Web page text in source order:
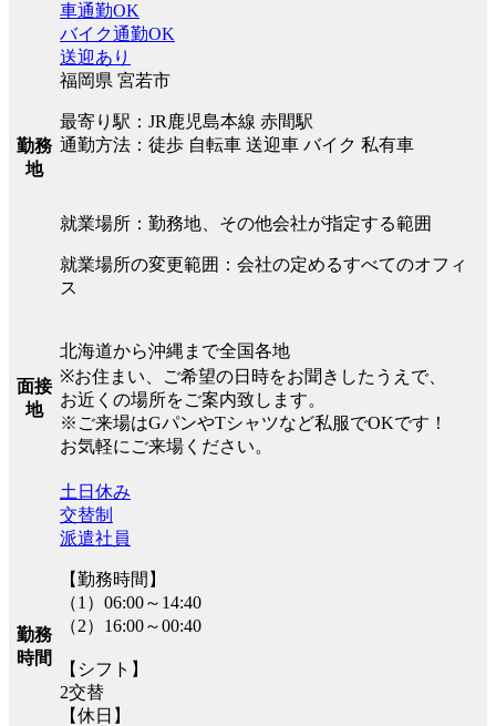
勤務
地
車通勤OK
バイク通勤OK
送迎あり
福岡県 宮若市
最寄り駅：JR鹿児島本線 赤間駅
通勤方法：徒歩 自転車 送迎車 バイク 私有車
就業場所：勤務地、その他会社が指定する範囲
就業場所の変更範囲：会社の定めるすべてのオフィ
ス
面接
地
北海道から沖縄まで全国各地
※お住まい、ご希望の日時をお聞きしたうえで、
お近くの場所をご案内致します。
※ご来場はGパンやTシャツなど私服でOKです！
お気軽にご来場ください。
勤務
時間
土日休み
交替制
派遣社員
【勤務時間】
（1）06:00～14:40
（2）16:00～00:40
【シフト】
2交替
【休日】